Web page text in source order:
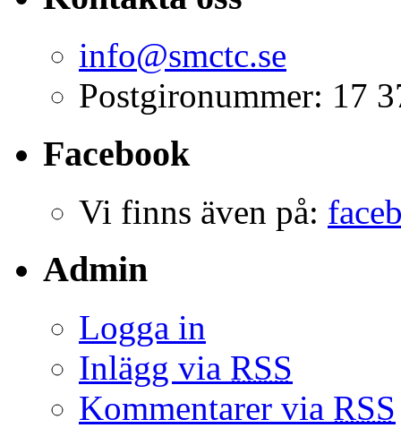
info@smctc.se
Postgironummer: 17
Facebook
Vi finns även på:
Admin
Logga in
Inlägg via RSS
Kommentarer via RSS